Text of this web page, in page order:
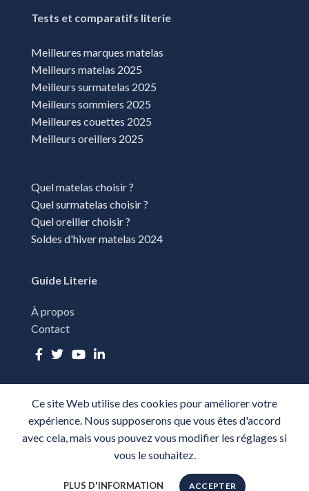
Tests et comparatifs literie
Meilleures marques matelas
Meilleurs matelas 2025
Meilleurs surmatelas 2025
Meilleurs sommiers 2025
Meilleures couettes 2025
Meilleurs oreillers 2025
Quel matelas choisir ?
Quel surmatelas choisir ?
Quel oreiller choisir ?
Soldes d'hiver matelas 2024
Guide Literie
À propos
Contact
MENTIONS LÉGALES -CGU-POLITIQUE DE CONFIDENTIALITÉ
Ce site Web utilise des cookies pour améliorer votre
expérience. Nous supposerons que vous êtes d'accord
avec cela, mais vous pouvez vous modifier les réglages si
vous le souhaitez.
PLUS D'INFORMATION ACCEPTER